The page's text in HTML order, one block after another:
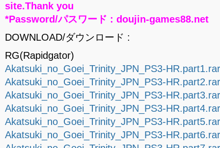
site.Thank you
*Password/パスワード : doujin-games88.net
DOWNLOAD/ダウンロード :
RG(Rapidgator)
Akatsuki_no_Goei_Trinity_JPN_PS3-HR.part1.rar
Akatsuki_no_Goei_Trinity_JPN_PS3-HR.part2.rar
Akatsuki_no_Goei_Trinity_JPN_PS3-HR.part3.rar
Akatsuki_no_Goei_Trinity_JPN_PS3-HR.part4.rar
Akatsuki_no_Goei_Trinity_JPN_PS3-HR.part5.rar
Akatsuki_no_Goei_Trinity_JPN_PS3-HR.part6.rar